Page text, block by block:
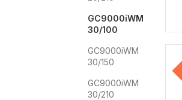
GC9000iWM
30/100
GC9000iWM
30/150
GC9000iWM
30/210